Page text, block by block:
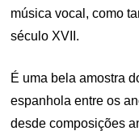
música vocal, como
século XVII.
É uma bela amostra
espanhola entre os
desde composições